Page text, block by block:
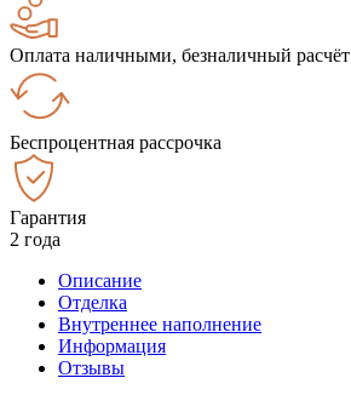
Оплата наличными, безналичный расчёт
Беспроцентная рассрочка
Гарантия
2 года
Описание
Отделка
Внутреннее наполнение
Информация
Отзывы